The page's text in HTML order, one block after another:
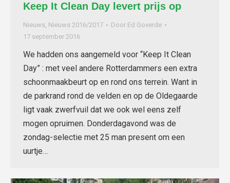
Keep It Clean Day levert prijs op
Nieuws, Nieuws 2016/2017 Door Ed Goverde
17 september 2016
We hadden ons aangemeld voor “Keep It Clean
Day” : met veel andere Rotterdammers een extra
schoonmaakbeurt op en rond ons terrein. Want in
de parkrand rond de velden en op de Oldegaarde
ligt vaak zwerfvuil dat we ook wel eens zelf
mogen opruimen. Donderdagavond was de
zondag-selectie met 25 man present om een
uurtje…